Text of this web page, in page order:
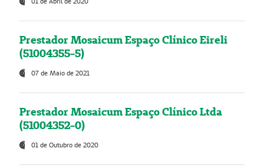
Prestador Mosaicum Espaço Clínico Eireli
(51004355-5)
07 de Maio de 2021
Prestador Mosaicum Espaço Clínico Ltda
(51004352-0)
01 de Outubro de 2020